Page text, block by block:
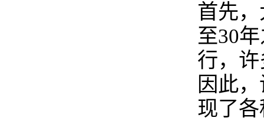
首先
至30
行，
因此
现了